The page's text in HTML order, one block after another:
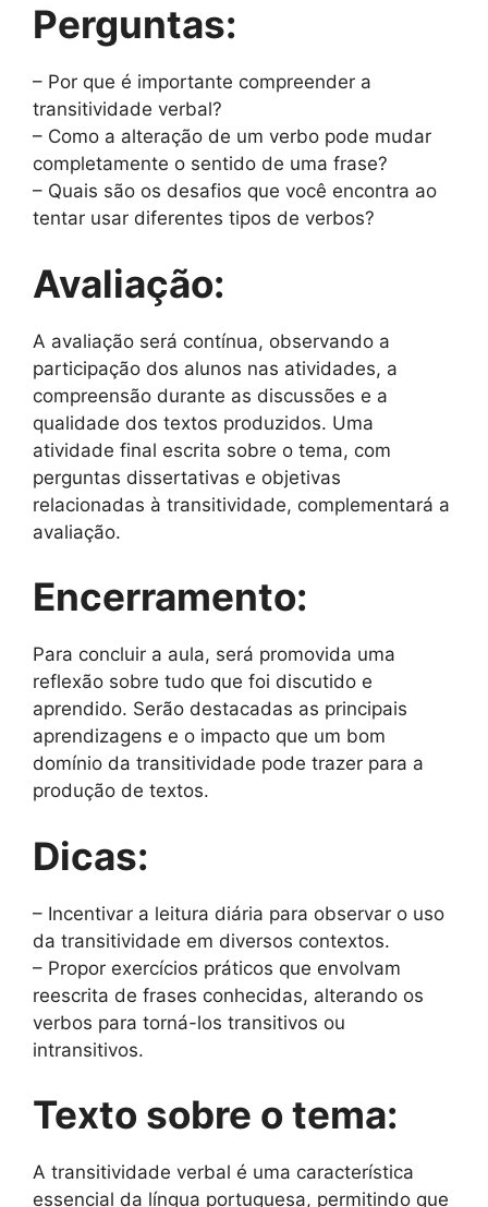
Perguntas:
– Por que é importante compreender a
transitividade verbal?
– Como a alteração de um verbo pode mudar
completamente o sentido de uma frase?
– Quais são os desafios que você encontra ao
tentar usar diferentes tipos de verbos?
Avaliação:
A avaliação será contínua, observando a
participação dos alunos nas atividades, a
compreensão durante as discussões e a
qualidade dos textos produzidos. Uma
atividade final escrita sobre o tema, com
perguntas dissertativas e objetivas
relacionadas à transitividade, complementará a
avaliação.
Encerramento:
Para concluir a aula, será promovida uma
reflexão sobre tudo que foi discutido e
aprendido. Serão destacadas as principais
aprendizagens e o impacto que um bom
domínio da transitividade pode trazer para a
produção de textos.
Dicas:
– Incentivar a leitura diária para observar o uso
da transitividade em diversos contextos.
– Propor exercícios práticos que envolvam
reescrita de frases conhecidas, alterando os
verbos para torná-los transitivos ou
intransitivos.
Texto sobre o tema:
A transitividade verbal é uma característica
essencial da língua portuguesa, permitindo que